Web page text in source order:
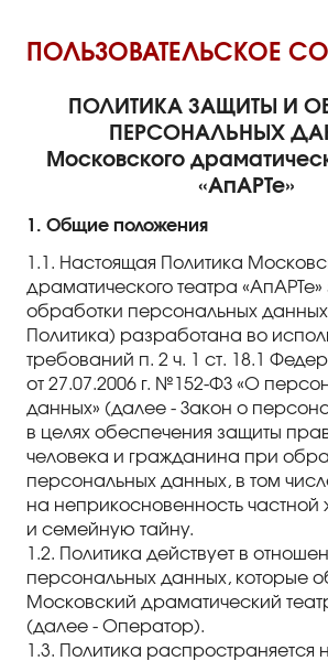
Основная сцена
Проект «Театр в школе»
Отзывы и рецензии
Пресса
Отзывы зрителей
Правила посещения
Правила группового посещения
Порядок возврата билетов
Репертуар
Афиша
ПОЛЬЗОВАТЕЛЬСКОЕ
ПОЛИТИКА ЗАЩИТЫ И
ПЕРСОНАЛЬНЫХ
Московского
«АпАРТе»
1. Общие положения
1.1. Настоящая Политика
драматического театра
обработки персональных
Политика) разработана во
требований п. 2 ч. 1 ст. 18.1
от 27.07.2006 г. №152-ФЗ «О
данных» (далее - Закон о
в целях обеспечения защиты
человека и гражданина при
персональных данных, в том
на неприкосновенность частной
и семейную тайну.
1.2. Политика действует в
персональных данных, которые
Московский драматический
(далее - Оператор).
1.3. Политика распространяется